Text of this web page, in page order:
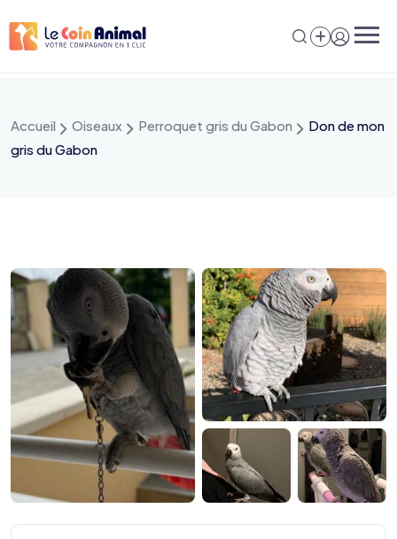
au
Accueil Oiseaux Perroquet gris du Gabon
Don de mon
gris du Gabon